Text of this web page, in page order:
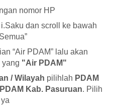
nomor HP
dan scroll ke bawah
“Air PDAM” lalu akan
yang "Air PDAM"
/ Wilayah pilihlah PDAM
PDAM Kab. Pasuruan. Pilih